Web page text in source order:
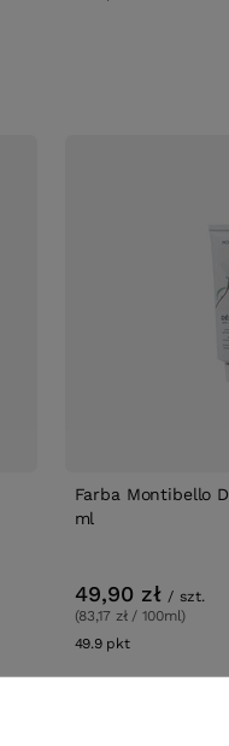
Farba Montibello
ml
49,90 zł / szt.
(83,17 zł / 100ml)
49.9 pktpunktów